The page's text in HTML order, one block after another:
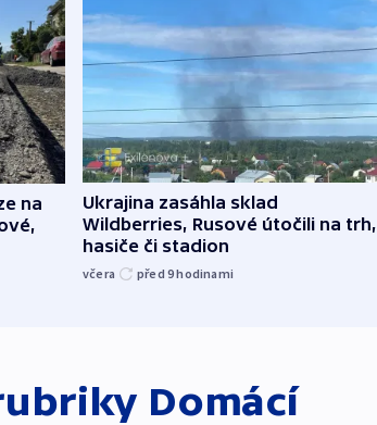
na
Ukrajina zasáhla sklad
Wildberries, Rusové útočili na trh,
hasiče či stadion
včera před 9hodinami
Domácí